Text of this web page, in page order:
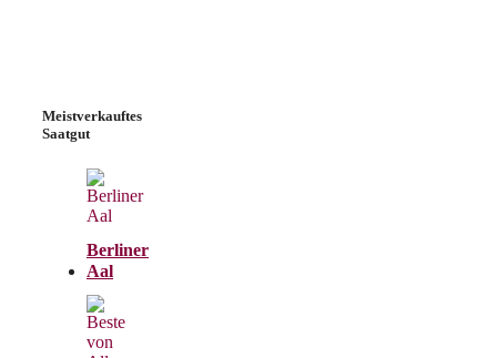
Meistverkauftes
Saatgut
Berliner
Aal